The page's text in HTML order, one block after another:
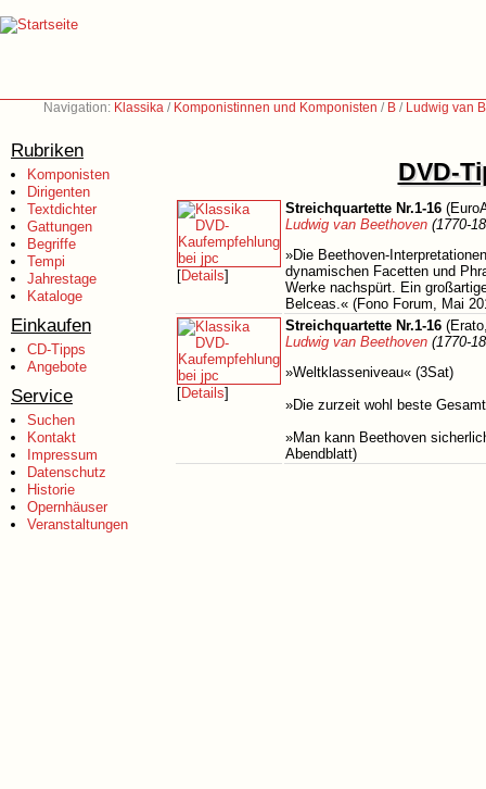
Navigation: Klassika / Komponistinnen und Komponisten / B / Ludwig van
Rubriken
Komponisten
Dirigenten
Textdichter
Gattungen
Begriffe
Tempi
Jahrestage
Kataloge
Einkaufen
CD-Tipps
Angebote
Service
Suchen
Kontakt
Impressum
Datenschutz
Historie
Opernhäuser
Veranstaltungen
DVD-
[Details]
Streichquartette Nr.1-16
Ludwig van Beethoven (1770-
»Die Beethoven-
dynamischen Facetten und
Werke nachspürt. Ein
Belceas.« (Fono Forum, Mai
[Details]
Streichquartette Nr.1-16
Ludwig van Beethoven (1770-
»Weltklasseniveau« (3Sat)
»Die zurzeit wohl beste
»Man kann Beethoven
Abendblatt)